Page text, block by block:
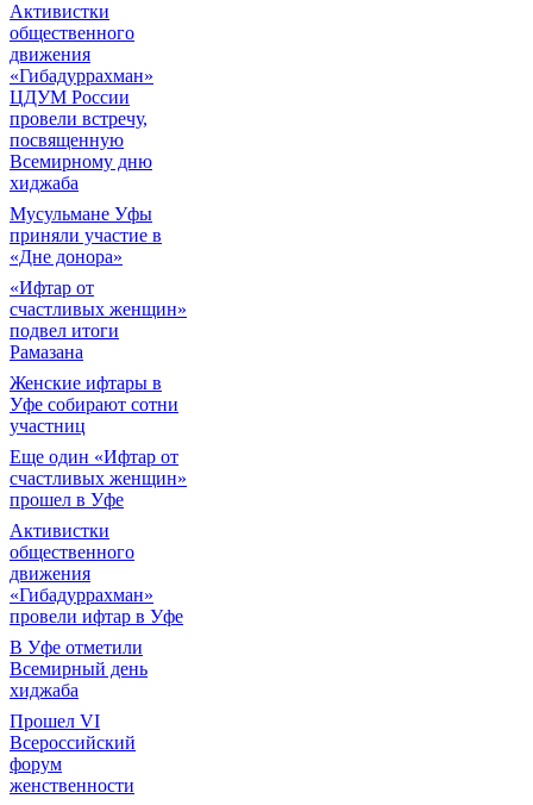
Активистки
общественного
движения
«Гибадуррахман»
ЦДУМ России
провели встречу,
посвященную
Всемирному дню
хиджаба
Мусульмане Уфы
приняли участие в
«Дне донора»
«Ифтар от
счастливых женщин»
подвел итоги
Рамазана
Женские ифтары в
Уфе собирают сотни
участниц
Еще один «Ифтар от
счастливых женщин»
прошел в Уфе
Активистки
общественного
движения
«Гибадуррахман»
провели ифтар в Уфе
В Уфе отметили
Всемирный день
хиджаба
Прошел VI
Всероссийский
форум
женственности